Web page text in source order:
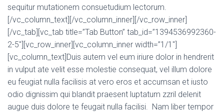
sequitur mutationem consuetudium lectorum.
[/vc_column_text][/vc_column_inner][/vc_row_inner]
[/vc_tab][vc_tab title=”Tab Button” tab_id=”1394536992360-
2-5″][vc_row_inner][vc_column_inner width=”1/1″]
[vc_column_text]Duis autem vel eum iriure dolor in hendrerit
in vulput ate velit esse molestie consequat, vel illum dolore
eu feugiat nulla facilisis at vero eros et accumsan et iusto
odio dignissim qui blandit praesent luptatum zzril delenit
augue duis dolore te feugait nulla facilisi. Nam liber tempor